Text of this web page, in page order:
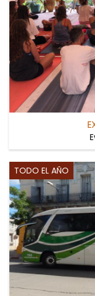
TODO EL AÑO